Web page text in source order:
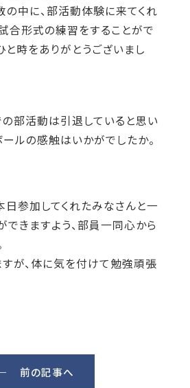
の中に、部活動体験に来てくれ
合形式の練習をすることがで
と時をありがとうございまし
部活動は引退していると思い
ールの感触はいかがでしたか。
参加してくれたみなさんと一
できますよう、部員一同心から
が、体に気を付けて勉強頑張
前の記事へ